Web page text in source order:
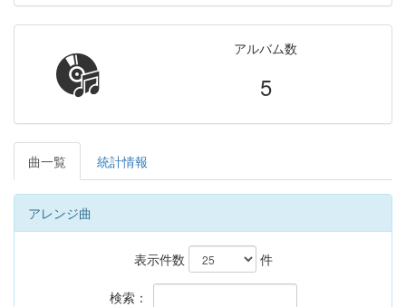
アルバム数
5
曲一覧 統計情報
アレンジ曲
表示件数 件
検索：